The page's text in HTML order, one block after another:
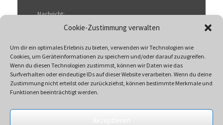
Cookie-Zustimmung verwalten
Um dir ein optimales Erlebnis zu bieten, verwenden wir Technologien wie
Cookies, um Geräteinformationen zu speichern und/oder darauf zuzugreifen.
Wenn du diesen Technologien zustimmst, können wir Daten wie das
Surfverhalten oder eindeutige IDs auf dieser Website verarbeiten. Wenn du deine
Zustimmung nicht erteilst oder zurückziehst, können bestimmte Merkmale und
Funktionen beeinträchtigt werden.
Nachricht: